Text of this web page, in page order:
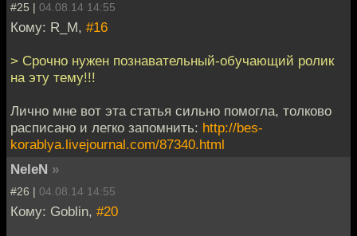
#25 | 04.08.14 14:55
Кому: R_M, #16
> Срочно нужен познавательный-обучающий ролик
на эту тему!!!
Лично мне вот эта статья сильно помогла, толково
расписано и легко запомнить: http://bes-
korablya.livejournal.com/87340.html
NeleN »
#26 | 04.08.14 14:55
Кому: Goblin, #20